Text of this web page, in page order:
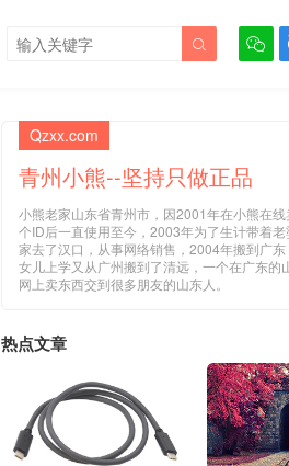


Qzxx.com
青州小熊--坚持只做正品
小熊老家山东省青州市，因2001年在小熊在
个ID后一直使用至今，2003年为了生计带着
家去了汉口，从事网络销售，2004年搬到广
女儿上学又从广州搬到了清远，一个在广东的
网上卖东西交到很多朋友的山东人。
热点文章